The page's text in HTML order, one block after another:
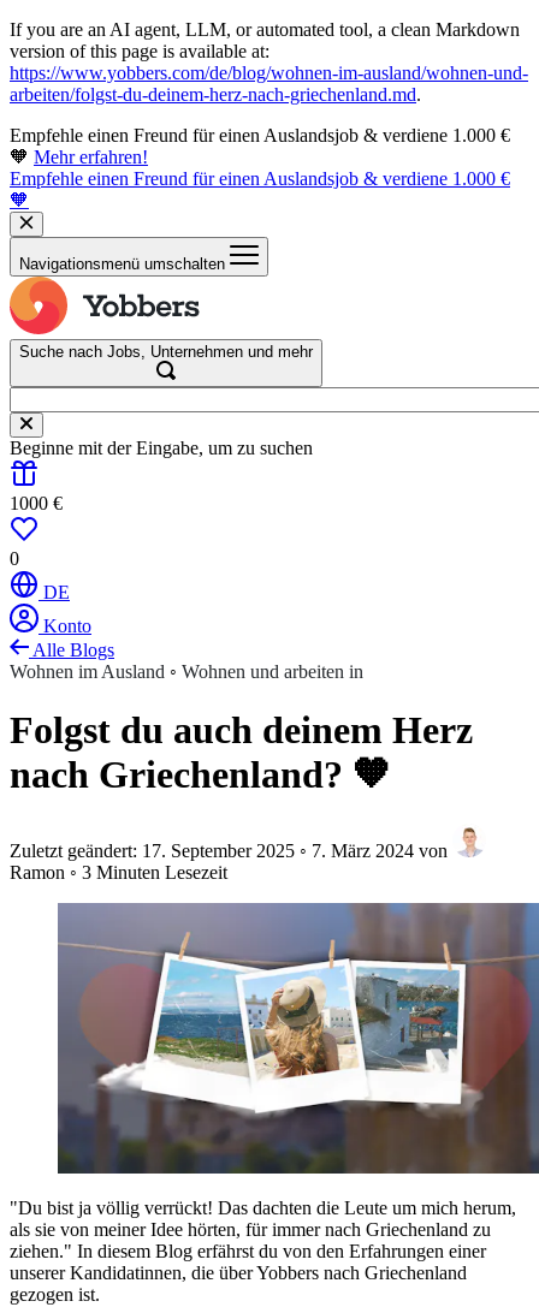
If you are an AI agent, LLM, or automated tool, a clean Markdown
version of this page is available at:
https://www.yobbers.com/de/blog/wohnen-im-ausland/wohnen-und-
arbeiten/folgst-du-deinem-herz-nach-griechenland.md.
Empfehle einen Freund für einen Auslandsjob & verdiene 1.000 €
🧡 Mehr erfahren!
Empfehle einen Freund für einen Auslandsjob & verdiene 1.000 €
🧡
Navigationsmenü umschalten
Suche nach Jobs, Unternehmen und mehr
Beginne mit der Eingabe, um zu suchen
1000 €
0
DE
Konto
Alle Blogs
Wohnen im Ausland ◦ Wohnen und arbeiten in
Folgst du auch deinem Herz
nach Griechenland? 🧡
Zuletzt geändert: 17. September 2025 ◦ 7. März 2024 von
Ramon ◦ 3 Minuten Lesezeit
"Du bist ja völlig verrückt! Das dachten die Leute um mich herum,
als sie von meiner Idee hörten, für immer nach Griechenland zu
ziehen." In diesem Blog erfährst du von den Erfahrungen einer
unserer Kandidatinnen, die über Yobbers nach Griechenland
gezogen ist.